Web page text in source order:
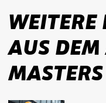
AUS
MASTERS